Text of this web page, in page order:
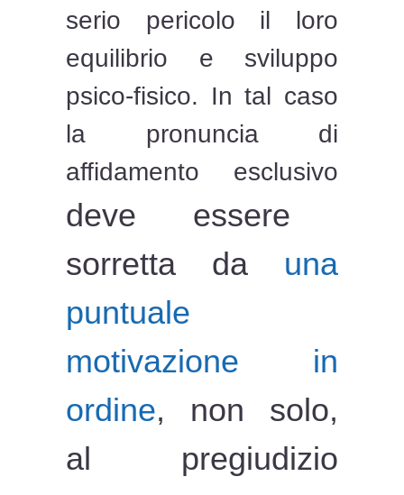
serio pericolo il loro
equilibrio e sviluppo
psico-fisico. In tal caso
la pronuncia di
affidamento esclusivo
deve essere
sorretta da una
puntuale
motivazione in
ordine, non solo,
al pregiudizio